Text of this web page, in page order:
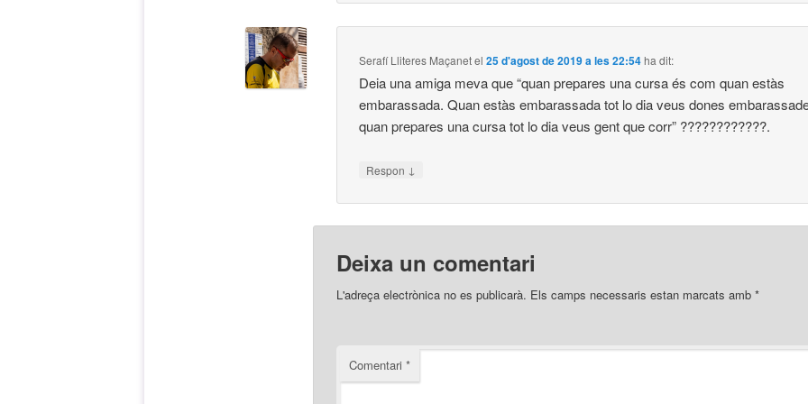
Serafí Lliteres Maçanetel25 d'agost de 2019 a les 22:54ha dit:
Deia una amiga meva que “quan prepares una cursa és com quan estàs
embarassada. Quan estàs embarassada tot lo dia veus dones
quan prepares una cursa tot lo dia veus gent que corr” ????????????.
Respon ↓
Deixa un comentari
L'adreça electrònica no es publicarà. Els camps necessaris estan marcats amb *
Comentari *